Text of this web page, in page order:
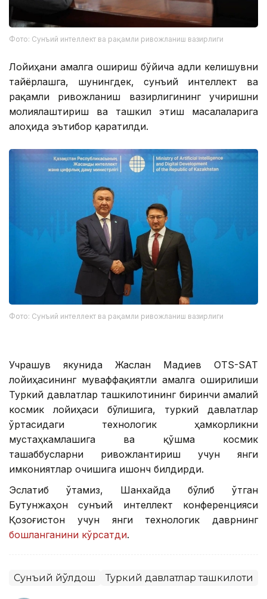
Фото: Сунъий интеллект ва рақамли ривожланиш вазирлиги
Лойиҳани амалга ошириш бўйича Ҳадли келишувни
тайёрлашга, шунингдек, сунъий интеллект ва
рақамли ривожланиш вазирлигининг учиришни
молиялаштириш ва ташкил этиш масалаларига
алоҳида эътибор қаратилди.
Фото: Сунъий интеллект ва рақамли ривожланиш вазирлиги
Учрашув якунида Жаслан Мадиев OTS-SAT
лойиҳасининг муваффақиятли амалга оширилиши
Туркий давлатлар ташкилотининг биринчи амалий
космик лойиҳаси бўлишига, туркий давлатлар
ўртасидаги технологик ҳамкорликни
мустаҳкамлашига ва қўшма космик
ташаббусларни ривожлантириш учун янги
имкониятлар очишига ишонч билдирди.
Эслатиб ўтамиз, Шанхайда бўлиб ўтган
Бутунжаҳон сунъий интеллект конференцияси
Қозоғистон учун янги технологик даврнинг
бошланганини кўрсатди.
Сунъий йўлдош Туркий давлатлар ташкилоти